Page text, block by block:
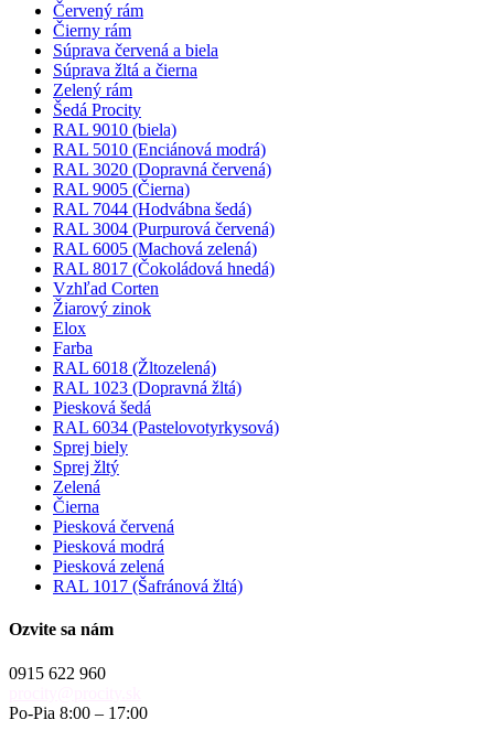
Červený rám
Čierny rám
Súprava červená a biela
Súprava žltá a čierna
Zelený rám
Šedá Procity
RAL 9010 (biela)
RAL 5010 (Enciánová modrá)
RAL 3020 (Dopravná červená)
RAL 9005 (Čierna)
RAL 7044 (Hodvábna šedá)
RAL 3004 (Purpurová červená)
RAL 6005 (Machová zelená)
RAL 8017 (Čokoládová hnedá)
Vzhľad Corten
Žiarový zinok
Elox
Farba
RAL 6018 (Žltozelená)
RAL 1023 (Dopravná žltá)
Piesková šedá
RAL 6034 (Pastelovotyrkysová)
Sprej biely
Sprej žltý
Zelená
Čierna
Piesková červená
Piesková modrá
Piesková zelená
RAL 1017 (Šafránová žltá)
Ozvite sa nám
0915 622 960
Po-Pia 8:00 – 17:00